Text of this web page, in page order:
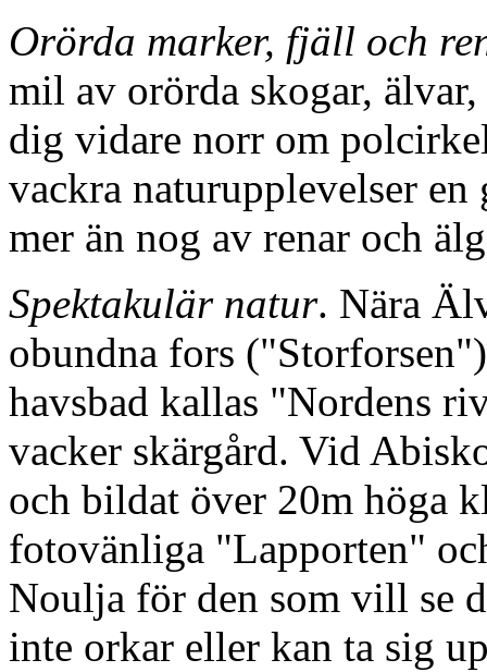
Orörda marker, fjäll och
mil av orörda skogar,
dig vidare norr om
vackra naturupplevelser
mer än nog av renar och
Spektakulär natur. Nära
obundna fors
havsbad kallas "Nordens
vacker skärgård. Vid
och bildat över 20m höga
fotovänliga "Lapporten"
Noulja för den som vill se
inte orkar eller kan ta sig